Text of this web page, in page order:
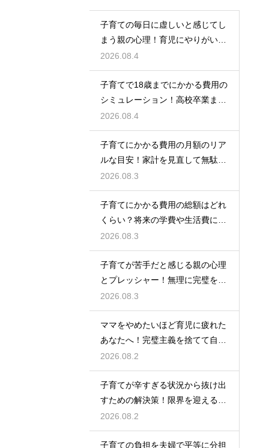
子育ての毎日に虚しいと感じてし
まう親の心理！育児にやりがいを
見出して自分自身の人生も豊かに
生きるための考え方
2026.08.4
子育てで18歳までにかかる費用の
シミュレーション！高校卒業まで
の教育資金を賢く準備して経済的
な不安を解消する
2026.08.4
子育てにかかる費用の月額のリア
ルな目安！家計を見直して無駄な
出費を抑えながら無理なく育児を
するための計画術
2026.08.3
子育てにかかる費用の総額はどれ
くらい？将来の学費や生活費に備
えて今から計画的に貯金をして教
育資金を準備する術
2026.08.3
子育てが苦手だと感じる親の心理
とプレッシャー！無理に完璧を目
指さずに自分らしいペースで育児
をするためのヒント
2026.08.3
ママをやめたいほど育児に疲れた
あなたへ！完璧主義を捨てて自分
自身を大切にしながら心に余裕を
取り戻すための方法
2026.08.2
子育てが辛すぎる状況から抜け出
すための解決策！限界を迎える前
に試してほしいストレス解消法と
頼れるサポート
2026.08.2
子育ての負担を夫婦で平等に分担